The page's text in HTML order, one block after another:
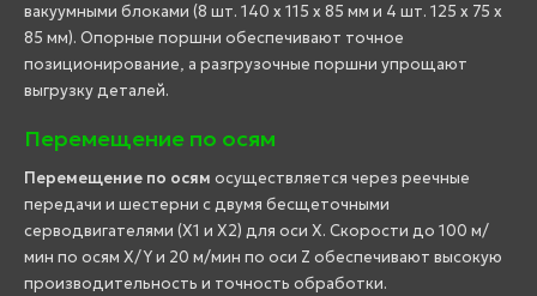
вакуумными блоками (8 шт. 140 x 115 x 85 мм и 4 шт. 125 x 75 x
85 мм). Опорные поршни обеспечивают точное
позиционирование, а разгрузочные поршни упрощают
выгрузку деталей.
Перемещение по осям
Перемещение по осям осуществляется через реечные
передачи и шестерни с двумя бесщеточными
серводвигателями (X1 и X2) для оси X. Скорости до 100 м/
мин по осям X/Y и 20 м/мин по оси Z обеспечивают высокую
производительность и точность обработки.